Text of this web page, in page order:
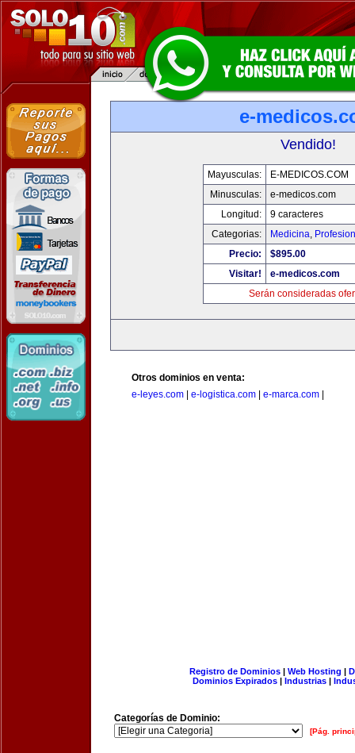
e-
Vendido!
Mayusculas:
E-MEDICOS.COM
Minusculas:
e-medicos.com
Longitud:
9 caracteres
Categorias:
Medicina,
Precio:
$895.00
Visitar!
e-medicos.com
Serán consideradas
Otros dominios en venta:
e-leyes.com
e-logistica.com e-marca.com
Registro de Dominios| Web Hosting |
Dominios Expirados | Industrias |
Categorías de Dominio:
[Pág.